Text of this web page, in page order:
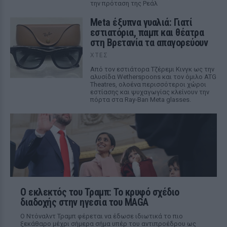
την πρόταση της Ρεάλ
Meta έξυπνα γυαλιά: Γιατί
εστιατόρια, παμπ και θέατρα
στη Βρετανία τα απαγορεύουν
ΧΤΕΣ
Από τον εστιάτορα Τζέρεμι Κινγκ ως την
αλυσίδα Wetherspoons και τον όμιλο ATG
Theatres, ολοένα περισσότεροι χώροι
εστίασης και ψυχαγωγίας κλείνουν την
πόρτα στα Ray-Ban Meta glasses.
Ο εκλεκτός του Τραμπ: Το κρυφό σχέδιο
διαδοχής στην ηγεσία του MAGA
Ο Ντόναλντ Τραμπ φέρεται να έδωσε ιδιωτικά το πιο
ξεκάθαρο μέχρι σήμερα σήμα υπέρ του αντιπροέδρου ως